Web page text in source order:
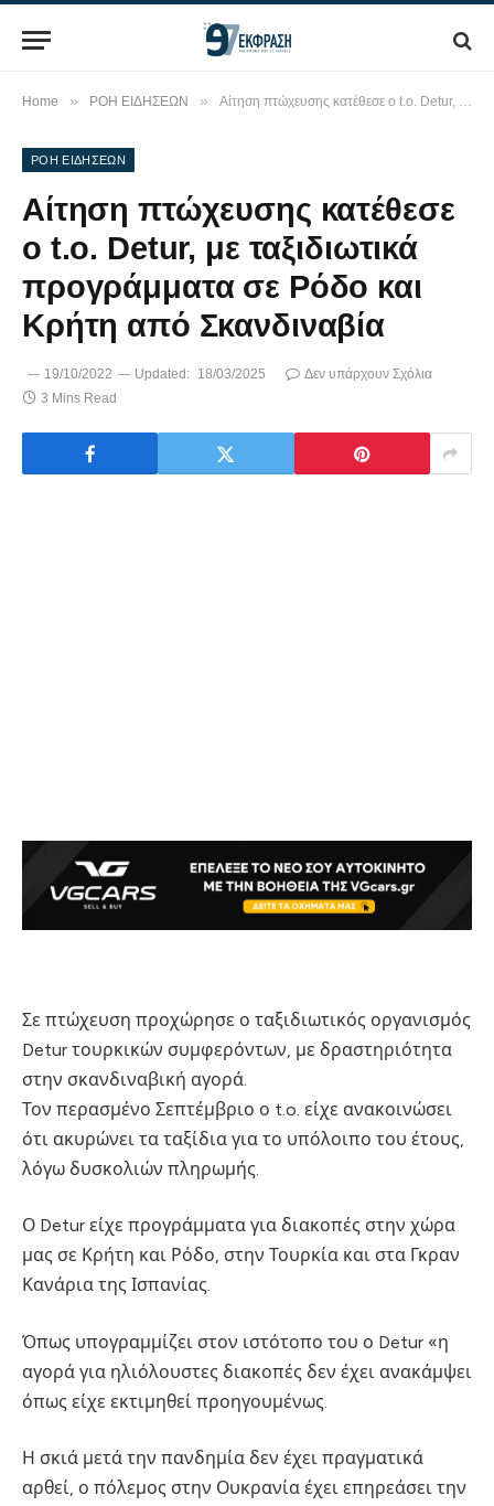
Home » ΡΟΗ ΕΙΔΗΣΕΩΝ » Αίτηση πτώχευσης κατέθεσε ο t.o. Detur, με ταξιδιωτικά προγράμματα σε Ρόδο και Κρήτη από Σκανδιναβία
ΡΟΗ ΕΙΔΗΣΕΩΝ
Αίτηση πτώχευσης κατέθεσε
ο t.o. Detur, με ταξιδιωτικά
προγράμματα σε Ρόδο και
Κρήτη από Σκανδιναβία
19/10/2022 Updated: 18/03/2025
Δεν υπάρχουν Σχόλια
3 Mins Read
Σε πτώχευση προχώρησε ο ταξιδιωτικός οργανισμός
Detur τουρκικών συμφερόντων, με δραστηριότητα
στην σκανδιναβική αγορά.
Τον περασμένο Σεπτέμβριο ο t.o. είχε ανακοινώσει
ότι ακυρώνει τα ταξίδια για το υπόλοιπο του έτους,
λόγω δυσκολιών πληρωμής.
Ο Detur είχε προγράμματα για διακοπές στην χώρα
μας σε Κρήτη και Ρόδο, στην Τουρκία και στα Γκραν
Κανάρια της Ισπανίας.
Όπως υπογραμμίζει στον ιστότοπο του ο Detur «η
αγορά για ηλιόλουστες διακοπές δεν έχει ανακάμψει
όπως είχε εκτιμηθεί προηγουμένως.
Η σκιά μετά την πανδημία δεν έχει πραγματικά
αρθεί, ο πόλεμος στην Ουκρανία έχει επηρεάσει την